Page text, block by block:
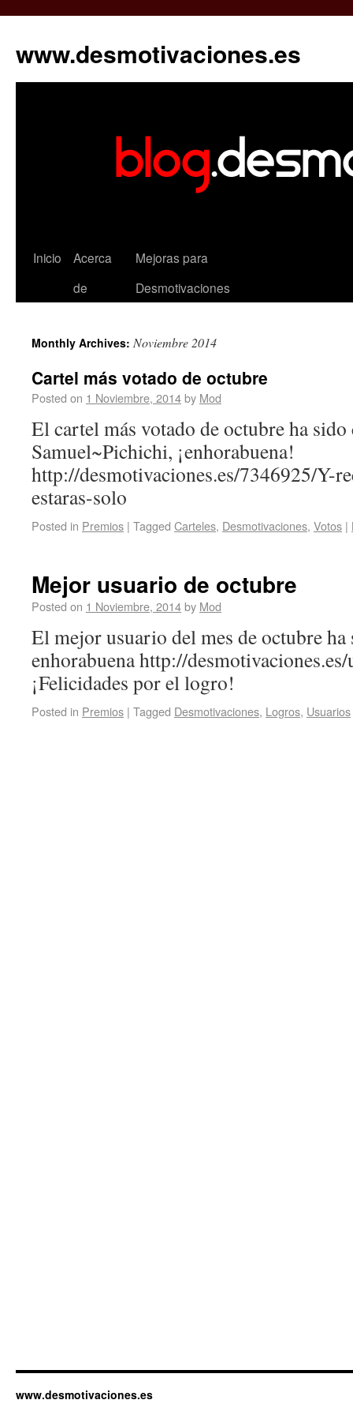
www.desmotivaciones.es
Inicio
Acerca
de
Mejoras para
Desmotivaciones
Monthly Archives: Noviembre 2014
Cartel más votado de octubre
Posted on 1 Noviembre, 2014by Mod
El cartel más votado de octubre ha
Samuel~Pichichi, ¡enhorabuena!
http://desmotivaciones.es/7346925/Y-
estaras-solo
Posted in Premios | Tagged Carteles, Desmotivaciones, Votos |
Mejor usuario de octubre
Posted on 1 Noviembre, 2014by Mod
El mejor usuario del mes de octubre
enhorabuena http://
¡Felicidades por el logro!
Posted in Premios | Tagged Desmotivaciones, Logros, Usuarios
www.desmotivaciones.es